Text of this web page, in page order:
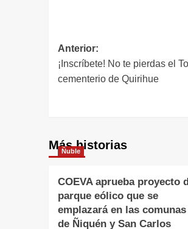
Anterior:
¡Inscríbete! No te pierdas el
cementerio de Quirihue
Más historias
Ñuble
COEVA aprueba proyecto
parque eólico que se
emplazará en las comunas
de Ñiquén y San Carlos